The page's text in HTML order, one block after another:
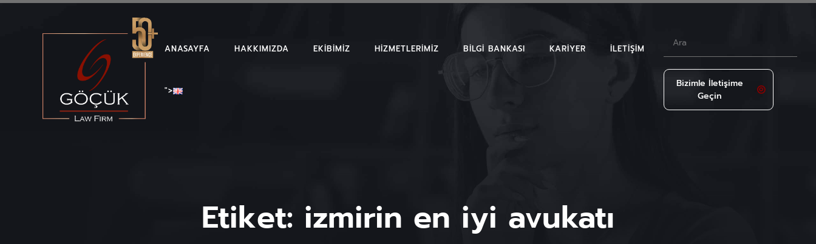
ANASAYFA HAKKIMIZDA EKIBIMIZ HIZMETLERIMIZ BILGI BANKASI KARIYER İLETIŞIM
">
Bizimle İletişime
Geçin
Etiket: izmirin en iyi avukatı